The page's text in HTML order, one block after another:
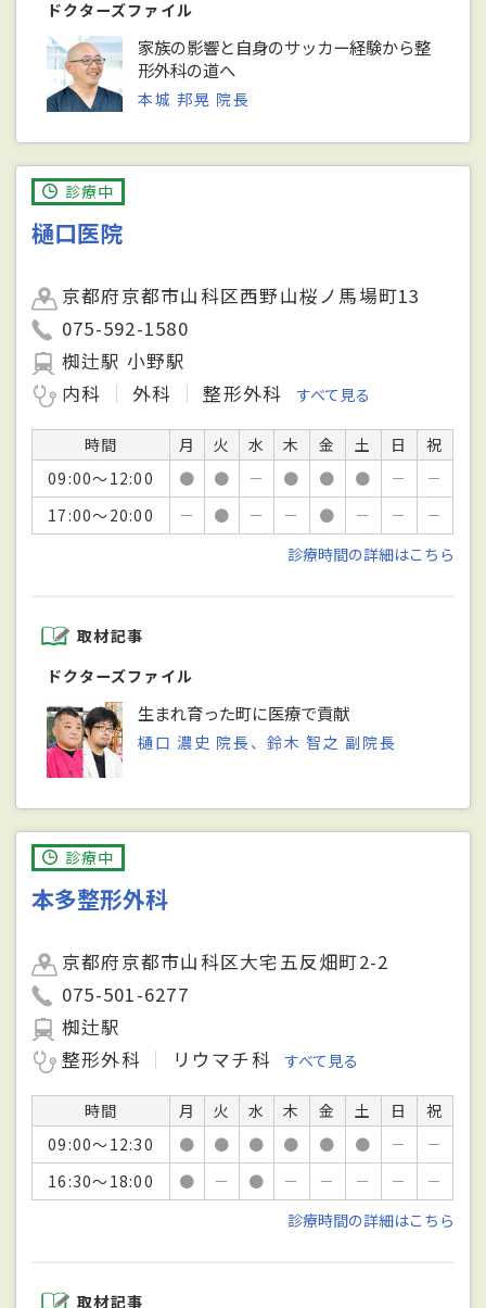
ドクターズファイル
家族の影響と自身のサッカー経験から整
形外科の道へ
本城 邦晃 院長
診療中
樋口医院
京都府京都市山科区西野山桜ノ馬場町13
075-592-1580
椥辻駅 小野駅
内科
外科 整形外科 すべて見る
時間 月 火 水 木 金 土 日
祝
09:00～12:00
● ● － ● ● ● －
－
17:00～20:00
－ ● － － ● － －
－
診療時間の詳細はこちら
取材記事
ドクターズファイル
生まれ育った町に医療で貢献
樋口 濃史 院長、鈴木 智之 副院長
診療中
本多整形外科
京都府京都市山科区大宅五反畑町2-2
075-501-6277
椥辻駅
整形外科
リウマチ科 すべて見る
時間 月 火 水 木 金 土 日
祝
09:00～12:30
● ● ● ● ● ● －
－
16:30～18:00
● － ● － － － －
－
診療時間の詳細はこちら
取材記事